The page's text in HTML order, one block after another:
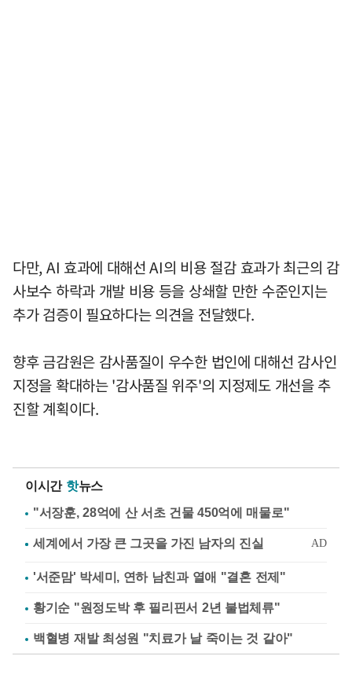
다만, AI 효과에 대해선 AI의 비용 절감 효과가 최근의 감
사보수 하락과 개발 비용 등을 상쇄할 만한 수준인지는
추가 검증이 필요하다는 의견을 전달했다.
향후 금감원은 감사품질이 우수한 법인에 대해선 감사인
지정을 확대하는 '감사품질 위주'의 지정제도 개선을 추
진할 계획이다.
이시간 핫뉴스
"서장훈, 28억에 산 서초 건물 450억에 매물로"
'서준맘' 박세미, 연하 남친과 열애 "결혼 전제"
황기순 "원정도박 후 필리핀서 2년 불법체류"
백혈병 재발 최성원 "치료가 날 죽이는 것 같아"